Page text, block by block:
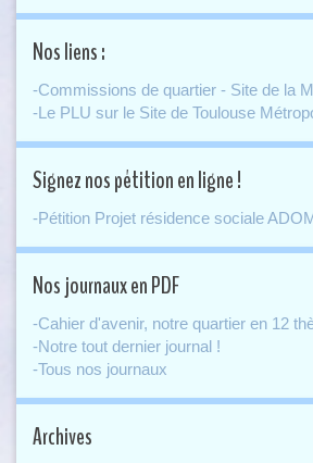
Nos liens :
-Commissions de quartier - Site de la
-Le PLU sur le Site de Toulouse
Signez nos pétition en ligne !
-Pétition Projet résidence sociale
Nos journaux en PDF
-Cahier d'avenir, notre quartier en 12
-Notre tout dernier journal !
-Tous nos journaux
Archives